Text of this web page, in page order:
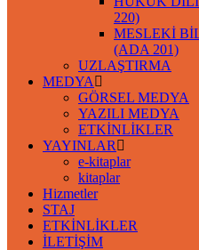
220)
MESLEKİ
(ADA 201)
UZLAŞTIRMA
MEDYA
GÖRSEL MEDYA
YAZILI MEDYA
ETKİNLİKLER
YAYINLAR
e-kitaplar
kitaplar
Hizmetler
STAJ
ETKİNLİKLER
İLETİŞİM